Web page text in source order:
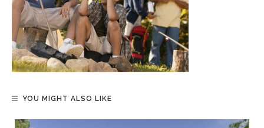
YOU MIGHT ALSO LIKE